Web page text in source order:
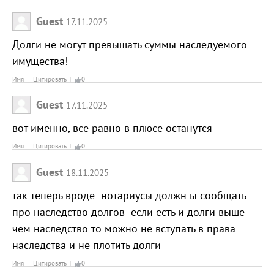
Guest 17.11.2025
Долги не могут превышать суммы наследуемого
имущества!
Имя Цитировать 0
Guest 17.11.2025
вот именно, все равно в плюсе останутся
Имя Цитировать 0
Guest 18.11.2025
так теперь вроде нотариусы должн ы сообщать
про наследство долгов если есть и долги выше
чем наследство то можно не вступать в права
наследства и не плотить долги
Имя Цитировать 0